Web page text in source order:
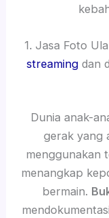
1. Jasa Foto
streaming dan
Dunia anak-
gerak yang
menggunakan
menangkap
bermain.